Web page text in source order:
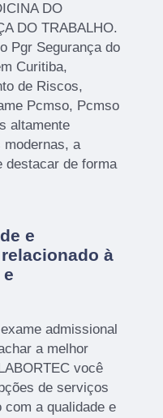
DO
DO TRABALHO.
Pgr Segurança do
Curitiba,
de Riscos,
Pcmso, Pcmso
altamente
modernas, a
destacar de forma
e
à
admissional
a melhor
você
de serviços
com a qualidade e